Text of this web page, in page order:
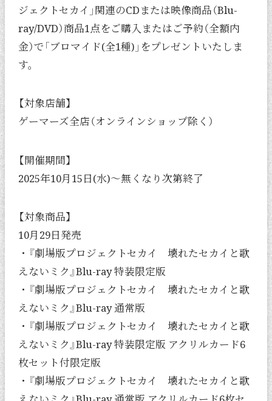
ジェクトセカイ」関連のCDまたは映像商品（Blu-
ray/DVD）商品1点をご購入またはご予約（全額内
金）で「ブロマイド(全1種)」をプレゼントいたしま
す。
【対象店舗】
ゲーマーズ全店（オンラインショップ除く）
【開催期間】
2025年10月15日(水)～無くなり次第終了
【対象商品】
10月29日発売
・『劇場版プロジェクトセカイ 壊れたセカイと歌
えないミク』Blu-ray 特装限定版
・『劇場版プロジェクトセカイ 壊れたセカイと歌
えないミク』Blu-ray 通常版
・『劇場版プロジェクトセカイ 壊れたセカイと歌
えないミク』Blu-ray 特装限定版 アクリルカード6
枚セット付限定版
・『劇場版プロジェクトセカイ 壊れたセカイと歌